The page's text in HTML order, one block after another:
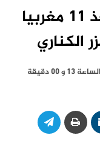
السلطات الإسبانية تنقذ 11 مغربيا
الكناري